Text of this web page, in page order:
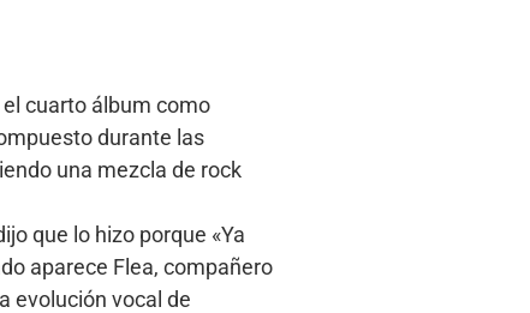
cuarto álbum como
durante las
una mezcla de rock
que lo hizo porque «Ya
aparece Flea, compañero
evolución vocal de